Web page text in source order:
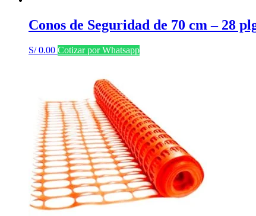
Conos de Seguridad de 70 cm – 28
S/0.00 Cotizar por Whatsapp